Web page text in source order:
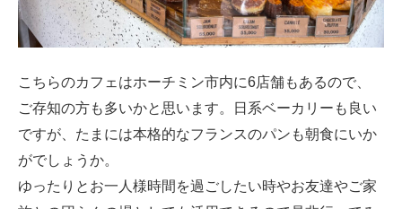
こちらのカフェはホーチミン市内に6店舗もあるので、
ご存知の方も多いかと思います。日系ベーカリーも良い
ですが、たまには本格的なフランスのパンも朝食にいか
がでしょうか。
ゆったりとお一人様時間を過ごしたい時やお友達やご家